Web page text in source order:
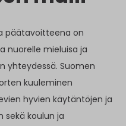
päätavoitteena on
nuorelle mieluisa ja
yhteydessä. Suomen
kuuleminen
hyvien käytäntöjen ja
koulun ja